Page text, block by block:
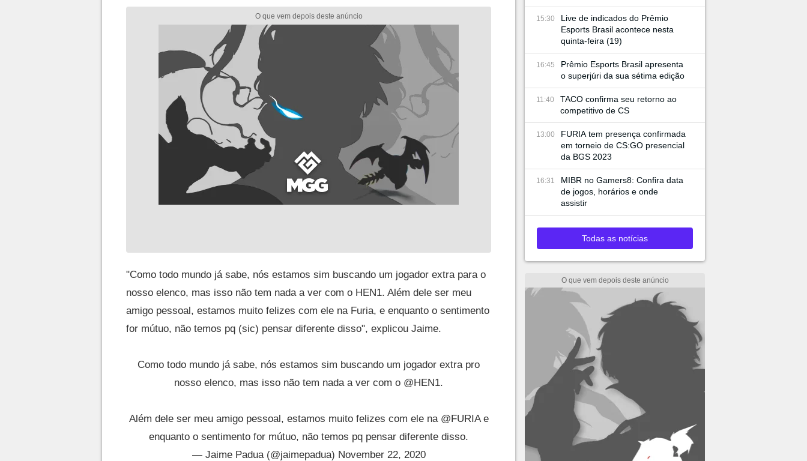
"Como todo mundo já sabe, nós estamos sim buscando um jogador extra para o
nosso elenco, mas isso não tem nada a ver com o HEN1. Além dele ser meu
amigo pessoal, estamos muito felizes com ele na Furia, e enquanto o sentimento
for mútuo, não temos pq (sic) pensar diferente disso", explicou Jaime.
Como todo mundo já sabe, nós estamos sim buscando um jogador extra pro
nosso elenco, mas isso não tem nada a ver com o @HEN1.
Além dele ser meu amigo pessoal, estamos muito felizes com ele na @FURIAe
enquanto o sentimento for mútuo, não temos pq pensar diferente disso.
— Jaime Padua (@jaimepadua) November 22, 2020
15:30
Live de indicados do Prêmio
Esports Brasil acontece nesta
quinta-feira (19)
16:45
Prêmio Esports Brasil apresenta
o superjúri da sua sétima edição
11:40
TACO confirma seu retorno ao
competitivo de CS
13:00
FURIA tem presença confirmada
em torneio de CS:GO presencial
da BGS 2023
16:31
MIBR no Gamers8: Confira data
de jogos, horários e onde
assistir
Todas as notícias